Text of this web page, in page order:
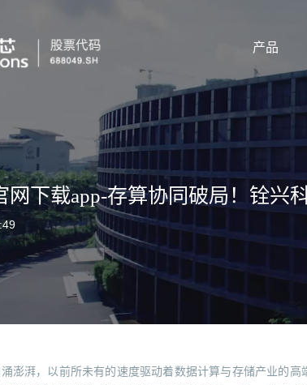
产品
网下载app-存算协同破局！铨兴
澎湃，以前所未有的速度驱动着数据计算与存储产业的